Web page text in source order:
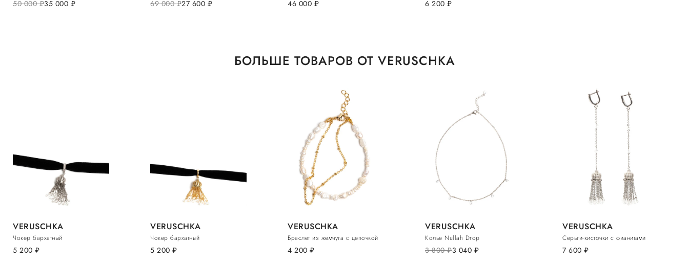
50 000руб.35 000 руб. 69 000руб.27 600 руб. 46 000 руб. 6 200 руб.
БОЛЬШЕ ТОВАРОВ ОТ VERUSCHKA
VERUSCHKA
Чокер бархатный
5 200 руб.
VERUSCHKA
Чокер бархатный
5 200 руб.
VERUSCHKA
Браслет из жемчуга с цепочкой
4 200 руб.
VERUSCHKA
Колье Nullah Drop
3 800руб.3 040 руб.
VERUSCHKA
Серьги-кисточки с фианитами
7 600 руб.